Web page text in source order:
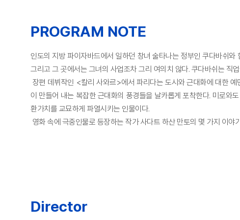
PROGRAM NOTE
인도의 지방 파이자바드에서 일하던 창녀 술타나는 정부인 쿠다바쉬
그리고 그 곳에서는 그녀의 사업조차 그리 여의치 않다. 쿠다바쉬는 직
장편 데뷔작인 <칼리 사와르>에서 파리다는 도시와 근대화에 대한
이 만들어 내는 복잡한 근대화의 풍경들을 날카롭게 포착한다. 미로와
환가치를 교묘하게 파열시키는 인물이다.
영화 속에 극중인물로 등장하는 작가 사다트 하산 만토의 몇 가지 이
Director